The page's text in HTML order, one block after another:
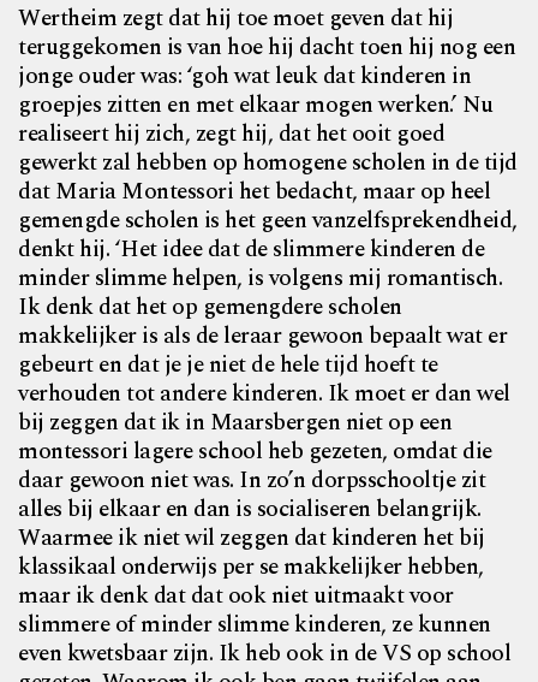
Wertheim zegt dat hij toe moet geven dat hij
teruggekomen is van hoe hij dacht toen hij nog een
jonge ouder was: ‘goh wat leuk dat kinderen in
groepjes zitten en met elkaar mogen werken.’ Nu
realiseert hij zich, zegt hij, dat het ooit goed
gewerkt zal hebben op homogene scholen in de tijd
dat Maria Montessori het bedacht, maar op heel
gemengde scholen is het geen vanzelfsprekendheid,
denkt hij. ‘Het idee dat de slimmere kinderen de
minder slimme helpen, is volgens mij romantisch.
Ik denk dat het op gemengdere scholen
makkelijker is als de leraar gewoon bepaalt wat er
gebeurt en dat je je niet de hele tijd hoeft te
verhouden tot andere kinderen. Ik moet er dan wel
bij zeggen dat ik in Maarsbergen niet op een
montessori lagere school heb gezeten, omdat die
daar gewoon niet was. In zo’n dorpsschooltje zit
alles bij elkaar en dan is socialiseren belangrijk.
Waarmee ik niet wil zeggen dat kinderen het bij
klassikaal onderwijs per se makkelijker hebben,
maar ik denk dat dat ook niet uitmaakt voor
slimmere of minder slimme kinderen, ze kunnen
even kwetsbaar zijn. Ik heb ook in de VS op school